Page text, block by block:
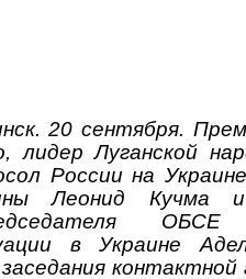
20 сентября.
лидер Луганской
России на
Леонид Кучма
в Украине
контактной